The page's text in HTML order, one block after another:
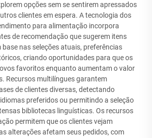
opções sem se sentirem apressados
clientes em espera. A tecnologia dos
para alimentação incorpora
de recomendação que sugerem itens
nas seleções atuais, preferências
criando oportunidades para que os
favoritos enquanto aumentam o valor
Recursos multilíngues garantem
de clientes diversas, detectando
preferidos ou permitindo a seleção
bibliotecas linguísticas. Os recursos
permitem que os clientes vejam
alterações afetam seus pedidos, com